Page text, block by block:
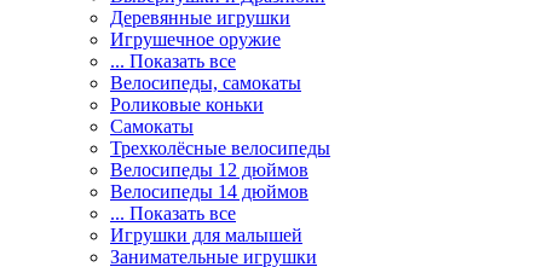
Деревянные игрушки
Игрушечное оружие
... Показать все
Велосипеды, самокаты
Роликовые коньки
Самокаты
Трехколёсные велосипеды
Велосипеды 12 дюймов
Велосипеды 14 дюймов
... Показать все
Игрушки для малышей
Занимательные игрушки